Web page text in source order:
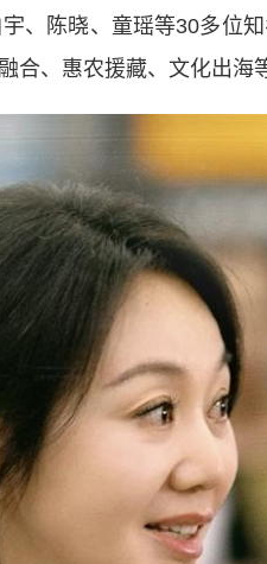
、陈晓、童瑶等30多位
、惠农援藏、文化出海